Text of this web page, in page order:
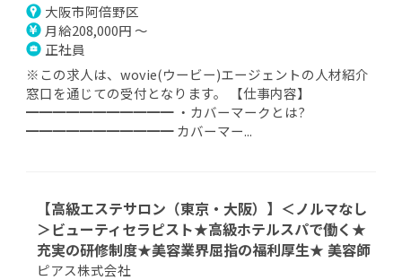
大阪市阿倍野区
月給208,000円 ～
正社員
※この求人は、wovie(ウービー)エージェントの人材紹介
窓口を通じての受付となります。 【仕事内容】
━━━━━━━━━━━ ・カバーマークとは?
━━━━━━━━━━━ カバーマー...
【高級エステサロン（東京・大阪）】＜ノルマなし
＞ビューティセラピスト★高級ホテルスパで働く★
充実の研修制度★美容業界屈指の福利厚生★ 美容師
ピアス株式会社